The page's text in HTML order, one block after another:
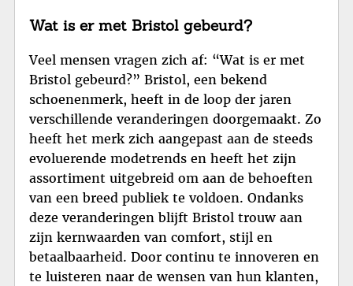
Wat is er met Bristol gebeurd?
Veel mensen vragen zich af: “Wat is er met
Bristol gebeurd?” Bristol, een bekend
schoenenmerk, heeft in de loop der jaren
verschillende veranderingen doorgemaakt. Zo
heeft het merk zich aangepast aan de steeds
evoluerende modetrends en heeft het zijn
assortiment uitgebreid om aan de behoeften
van een breed publiek te voldoen. Ondanks
deze veranderingen blijft Bristol trouw aan
zijn kernwaarden van comfort, stijl en
betaalbaarheid. Door continu te innoveren en
te luisteren naar de wensen van hun klanten,